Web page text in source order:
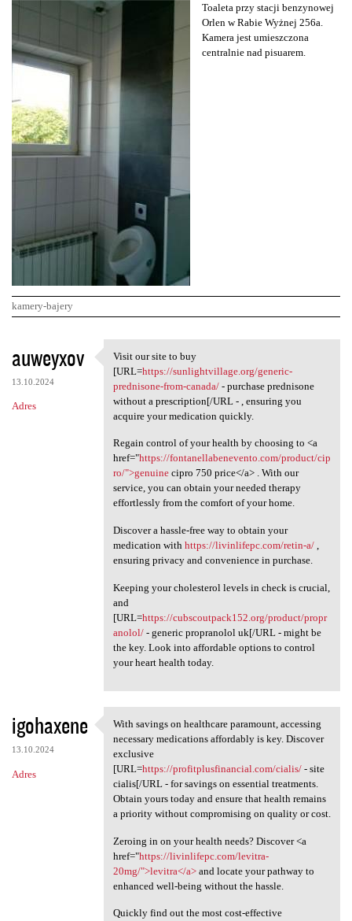
Toaleta przy stacji benzynowej
Orlen w Rabie Wyżnej 256a.
Kamera jest umieszczona
centralnie nad pisuarem.
kamery-bajery
K
o
m
e
auweyxov
13.10.2024
Adres
Visit our site to buy [URL
Visit our site to buy
[URL=https://sunlightvillage.org/generic-
prednisone-from-canada/- purchase prednisone
without a prescription[/URL - , ensuring you
acquire your medication quickly.
Regain control of your health by choosing to <a
href="https://fontanellabenevento.com/product/cip
ro/">genuinecipro 750 price</a> . With our
service, you can obtain your needed therapy
effortlessly from the comfort of your home.
Discover a hassle-free way to obtain your
medication with https://livinlifepc.com/retin-a/,
ensuring privacy and convenience in purchase.
Keeping your cholesterol levels in check is crucial,
and
[URL=https://cubscoutpack152.org/product/propr
anolol/- generic propranolol uk[/URL - might be
the key. Look into affordable options to control
your heart health today.
igohaxene
13.10.2024
Adres
With savings on healthcare
With savings on healthcare paramount, accessing
necessary medications affordably is key. Discover
exclusive
[URL=https://profitplusfinancial.com/cialis/- site
cialis[/URL - for savings on essential treatments.
Obtain yours today and ensure that health remains
a priority without compromising on quality or cost.
Zeroing in on your health needs? Discover <a
href="https://livinlifepc.com/levitra-
20mg/">levitra</a>and locate your pathway to
enhanced well-being without the hassle.
Quickly find out the most cost-effective